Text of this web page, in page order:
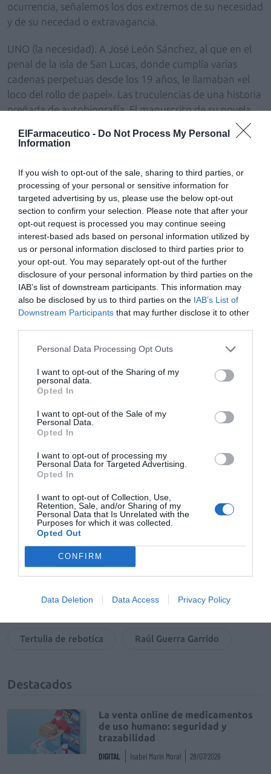
ElFarmaceutico - Do Not Process My Personal
Information
If you wish to opt-out of the sale, sharing to third parties, or
processing of your personal or sensitive information for
targeted advertising by us, please use the below opt-out
section to confirm your selection. Please note that after your
opt-out request is processed you may continue seeing
interest-based ads based on personal information utilized by
us or personal information disclosed to third parties prior to
your opt-out. You may separately opt-out of the further
disclosure of your personal information by third parties on the
IAB’s list of downstream participants. This information may
also be disclosed by us to third parties on the IAB’s List of
Downstream Participants that may further disclose it to other
Personal Data Processing Opt Outs
I want to opt-out of the Sharing of my
personal data.
Opted In
I want to opt-out of the Sale of my
Personal Data.
Opted In
I want to opt-out of processing my
Personal Data for Targeted Advertising.
Opted In
I want to opt-out of Collection, Use,
Retention, Sale, and/or Sharing of my
Personal Data that Is Unrelated with the
Purposes for which it was collected.
Opted Out
CONFIRM
Data Deletion Data Access Privacy Policy
ocurrencia, señalemos los dos extremos de su necesidad
y de su necedad o extravagancia.
UNO (la necesidad). A José León Sánchez, al que en el
penal de la isla de San Lucas, donde cumplía varias
cadenas perpetuas desde los 19 años, le llamaban «el
loco del rollo de papel». Las truculencias de una historia
preñada de autobiografía. El manuscrito de su novela,
lo escribió con cabos de
lápices diferentes en el único papel al alcance de su
obra en que penaba sin redención de pena por el
trabajo forzado. La verdad es que cargaba de continuo
con un gran fardo de papeles enrollados y dormía sobre
él para que no se lo robaran. No era un problema de
propiedad intelectual sino de confort, el papel de los
sacos eran disputadísimos colchón y abrigo.
DOS (la necedad). A Koji Suzuki, escritor nipón, le
llamaban «un loco rollo de papel higiénico». Su novela
Drop,y a saber cómo se escribe gota en japonés, es una
novela corta de terror psicológico escrita sobre un rollo
de papel higiénico. Un auténtico best seller que no se
vende en librerías. No la escribió directamente ni a
ocurrió imprimirla así y distribuirla por los mejores
retretes de las islas del Sol Naciente. Dicen que ha
hecho furor entre los estreñidos, contumaces
consumidores de laxantes e historias siniestras. Dicen
que cada usuario termina robando un rollo para
terminar de leerlo en casa y pronostican que es el único
soporte de papel capaz de resistir al avance del libro
AñadirEl Farmacéuticocomo fuente preferida
de Google de forma gratuita
ACTIVAR AHORA
Tertulia de rebotica Raúl Guerra Garrido
Destacados
La venta online de medicamentos
de uso humano: seguridad y
trazabilidad
DIGITAL Isabel Marín Moral 28/07/2026